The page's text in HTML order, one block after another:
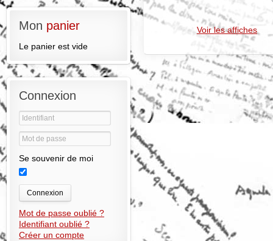
Voir les affiches
Mon panier
Le panier est vide
Connexion
Se souvenir de moi
Connexion
Mot de passe oublié ?
Identifiant oublié ?
Créer un compte